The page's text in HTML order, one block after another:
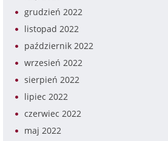
grudzień 2022
listopad 2022
październik 2022
wrzesień 2022
sierpień 2022
lipiec 2022
czerwiec 2022
maj 2022